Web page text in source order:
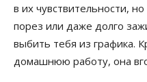
в их чувствительности,
порез или даже долго
выбить тебя из графика.
домашнюю работу, она